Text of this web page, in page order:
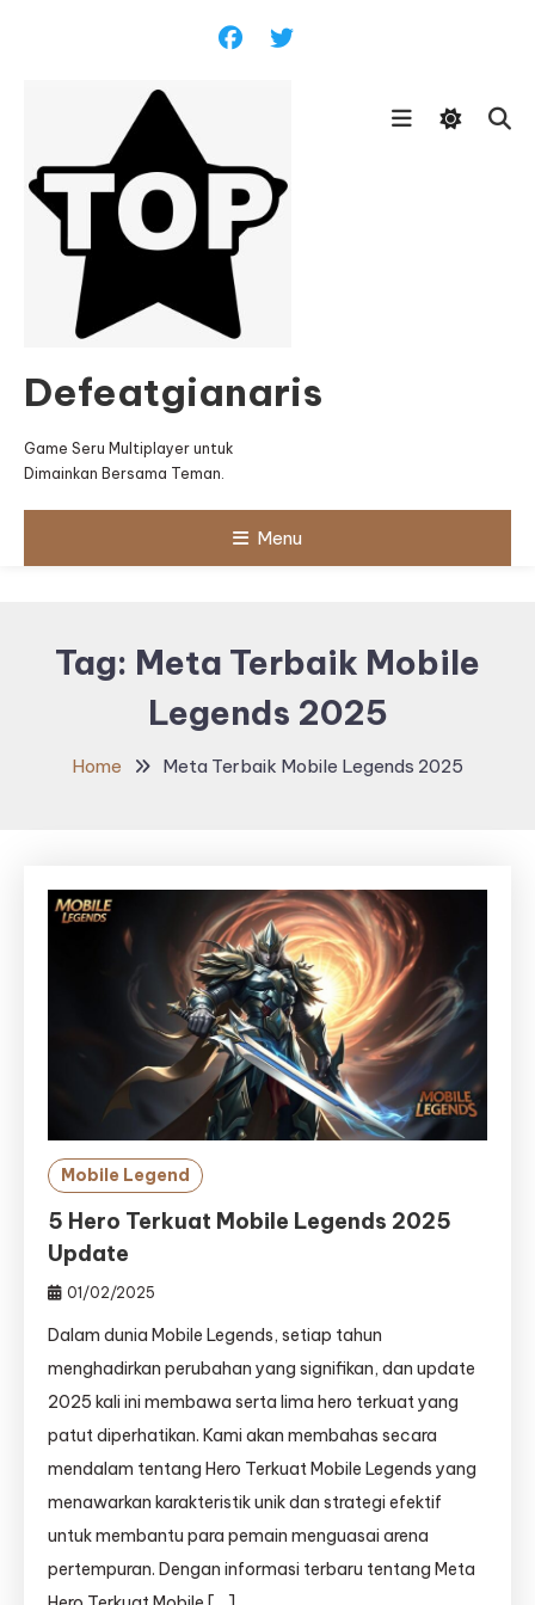
Defeatgianaris
Game Seru Multiplayer untuk
Dimainkan Bersama Teman.
Menu
Tag: Meta Terbaik Mobile
Legends 2025
Home Meta Terbaik Mobile Legends 2025
Mobile Legend
5 Hero Terkuat Mobile Legends 2025
Update
01/02/2025
Dalam dunia Mobile Legends, setiap tahun
menghadirkan perubahan yang signifikan, dan update
2025 kali ini membawa serta lima hero terkuat yang
patut diperhatikan. Kami akan membahas secara
mendalam tentang Hero Terkuat Mobile Legends yang
menawarkan karakteristik unik dan strategi efektif
untuk membantu para pemain menguasai arena
pertempuran. Dengan informasi terbaru tentang Meta